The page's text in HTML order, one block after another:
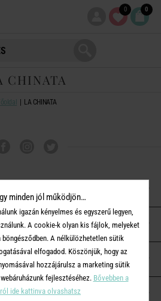
0 0
CHINATA
LA CHINATA
RŐL
minden jól működjön…
igazán kényelmes és egyszerű legyen,
A cookie-k olyan kis fájlok, melyeket
böngésződben. A nélkülözhetetlen sütik
elfogadod. Köszönjük, hogy az
hozzájárulsz a marketing sütik
fejlesztéséhez. Bővebben a
ide kattinva olvashatsz